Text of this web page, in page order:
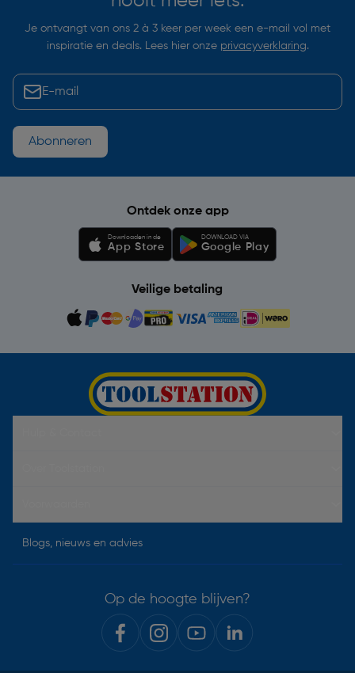
Je ontvangt van ons 2 à 3 keer per week een e-mail vol met
inspiratie en deals. Lees hier onze privacyverklaring.
Abonneren
Ontdek onze app
Downloaden in de
App Store
DOWNLOAD VIA
Google Play
Veilige betaling
Blogs, nieuws en advies
Op de hoogte blijven?